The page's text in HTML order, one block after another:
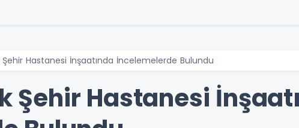
Hastanesi İnşaatında İncelemelerde Bulundu
Şehir Hastanesi